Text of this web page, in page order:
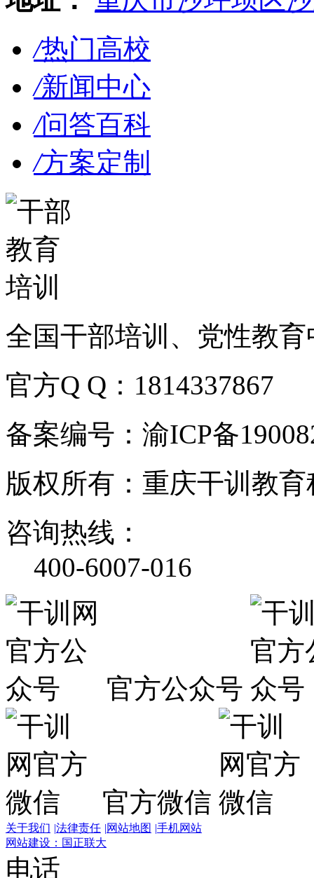
/热门高校
/新闻中心
/问答百科
/方案定制
全国干部培训、党性教
官方Q Q：1814337867
备案编号：渝ICP备
版权所有：重庆干训教
咨询热线：
400-6007-016
官方公众号
官方微信
关于我们 |法律责任 |网站地图 |手机网站
网站建设：国正联大
电话